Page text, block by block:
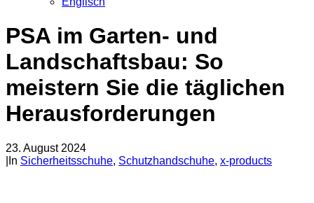
PSA im Garten- und
Landschaftsbau: So
meistern Sie die täglichen
Herausforderungen
23. August 2024
In Sicherheitsschuhe, Schutzhandschuhe, x-products